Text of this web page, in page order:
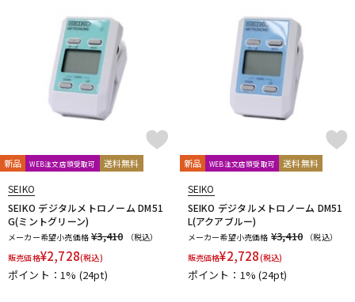
新品 WEB注文店頭受取可 送料無料
SEIKO
SEIKO デジタルメトロノーム DM51
G(ミントグリーン)
メーカー希望小売価格 ¥3,410
（税込）
販売価格¥2,728(税込)
ポイント：1% (24pt)
新品 WEB注文店頭受取可 送料無料
SEIKO
SEIKO デジタルメトロノーム DM51
L(アクアブルー)
メーカー希望小売価格 ¥3,410
（税込）
販売価格¥2,728(税込)
ポイント：1%(24pt)